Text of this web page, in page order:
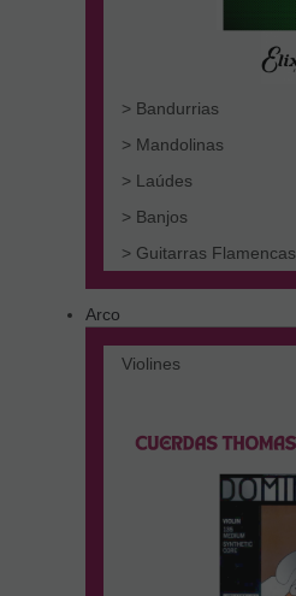
> Bandurrias
> Mandolinas
> Laúdes
> Banjos
> Guitarras Flamencas
Arco
Violines